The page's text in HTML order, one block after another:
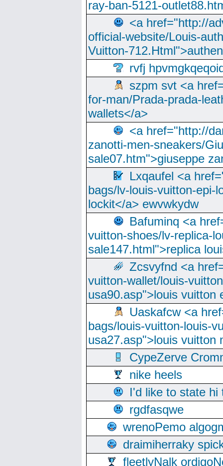
ray-ban-5121-
<a href="http://
official-website/Louis-
Vuitton-
rvfj
szpm svt <a
for-man/Prada-prada-
wallets</a>
<a href="http://
zanotti-men-sneakers/
sale07.htm">giuseppe
Lxqaufel <a
bags/lv-louis-vuitton-epi-
lockit</a> ewvwkydw
Bafuminq <a
vuitton-shoes/lv-replica-
sale147.html">replica
Zcsvyfnd <a
vuitton-wallet/louis-
usa90.asp">louis vuitton
Uaskafcw <a
bags/louis-vuitton-louis-
usa27.asp">louis vuitton
CypeZerve
nike heels
I'd like to state hi
rgdfasqwe
wrenoPemo
draimiherraky
fleetlyNalk